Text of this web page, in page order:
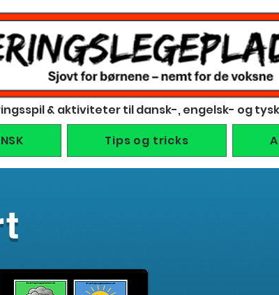
& aktiviteter til dansk-, engelsk- og
Tips og tricks